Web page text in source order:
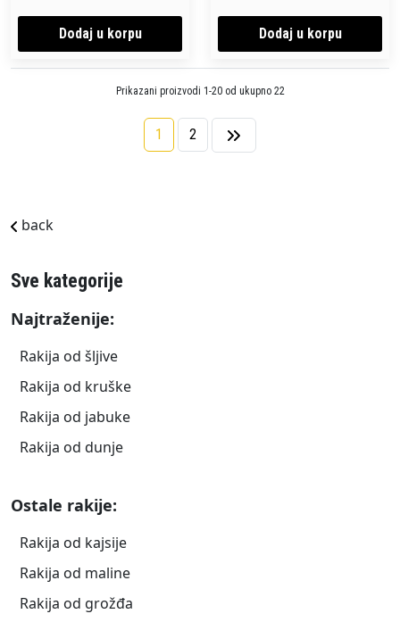
Dodaj u korpu Dodaj u korpu
Prikazani proizvodi 1-20 od ukupno 22
1 2
back
Sve kategorije
Najtraženije:
Rakija od šljive
Rakija od kruške
Rakija od jabuke
Rakija od dunje
Ostale rakije:
Rakija od kajsije
Rakija od maline
Rakija od grožđa